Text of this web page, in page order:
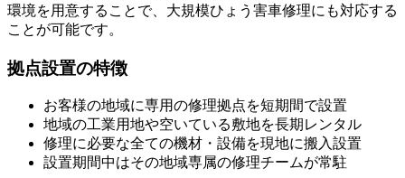
環境を用意することで、大規模ひょう害車修理にも対応する
ことが可能です。
拠点設置の特徴
お客様の地域に専用の修理拠点を短期間で設置
地域の工業用地や空いている敷地を長期レンタル
修理に必要な全ての機材・設備を現地に搬入設置
設置期間中はその地域専属の修理チームが常駐